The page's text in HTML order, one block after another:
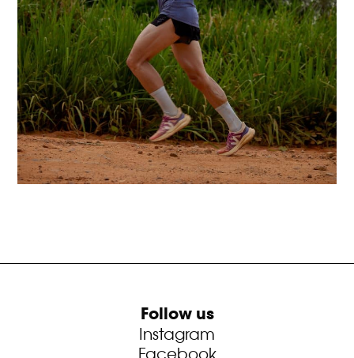
Follow us
Instagram
Facebook